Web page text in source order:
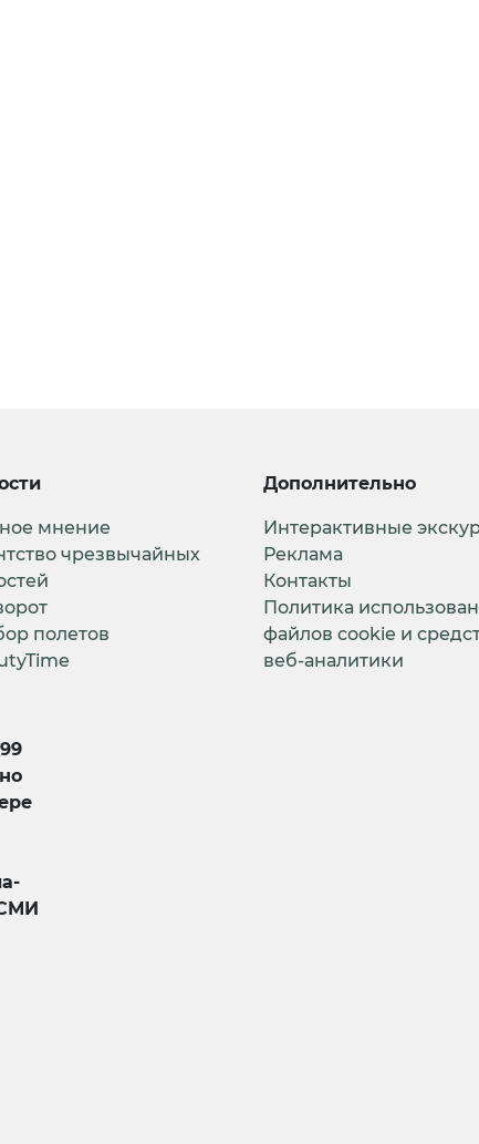
мнение
чрезвычайных
полетов
Дополнительно
Интерактивные
Реклама
Контакты
Политика
файлов cookie и
веб-аналитики